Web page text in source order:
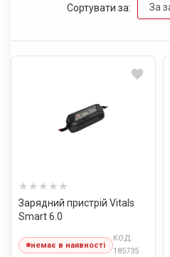
Сортувати за:
Зарядний пристрій Vitals
Smart 6.0
немає в наявності
КОД:
185735